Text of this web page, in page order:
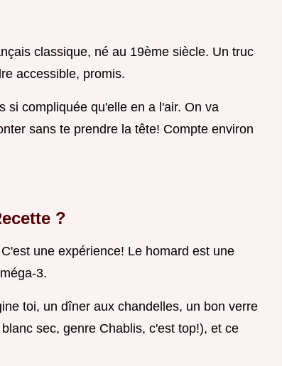
classique, né au 19ème siècle. Un truc
accessible, promis.
si compliquée qu'elle en a l'air. On va
sans te prendre la tête! Compte environ
?
une expérience! Le homard est une
3.
toi, un dîner aux chandelles, un bon verre
sec, genre Chablis, c'est top!), et ce